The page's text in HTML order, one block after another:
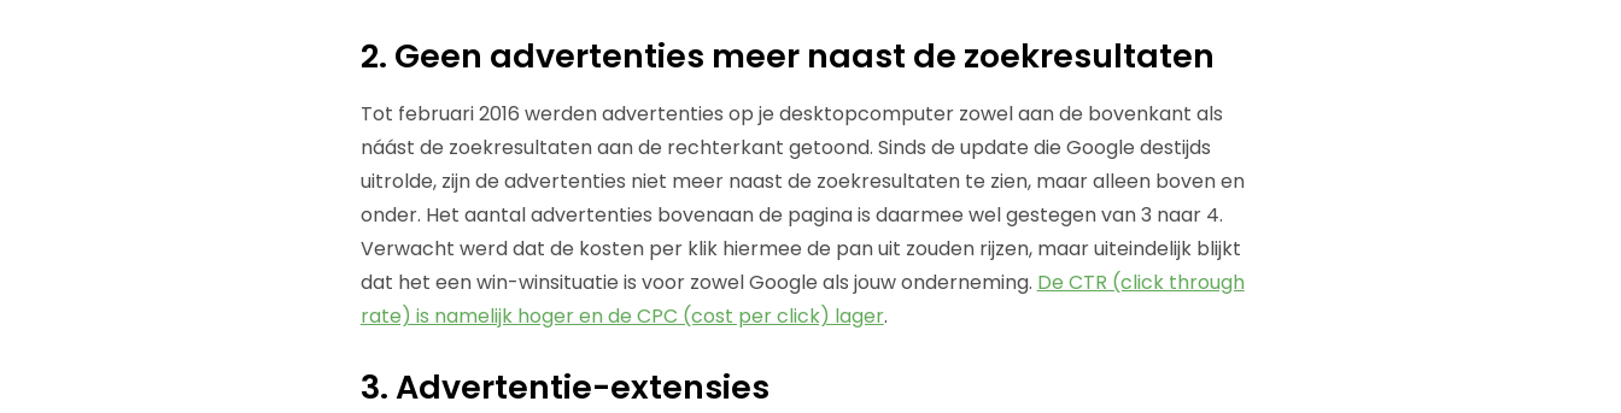
2. Geen advertenties meer naast de zoekresultaten
Tot februari 2016 werden advertenties op je desktopcomputer zowel aan de bovenkant als
náást de zoekresultaten aan de rechterkant getoond. Sinds de update die Google destijds
uitrolde, zijn de advertenties niet meer naast de zoekresultaten te zien, maar alleen boven en
onder. Het aantal advertenties bovenaan de pagina is daarmee wel gestegen van 3 naar 4.
Verwacht werd dat de kosten per klik hiermee de pan uit zouden rijzen, maar uiteindelijk blijkt
dat het een win-winsituatie is voor zowel Google als jouw onderneming. De CTR (click through
rate) is namelijk hoger en de CPC (cost per click) lager.
3. Advertentie-extensies